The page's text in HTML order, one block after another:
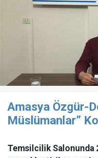
Amasya Özgür-
Müslümanlar”
Temsilcilik Salonunda